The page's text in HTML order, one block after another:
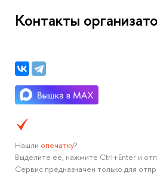
Контакты
Нашли опечатку?
Выделите её, нажмите Ctrl+Enter и
Сервис предназначен только для